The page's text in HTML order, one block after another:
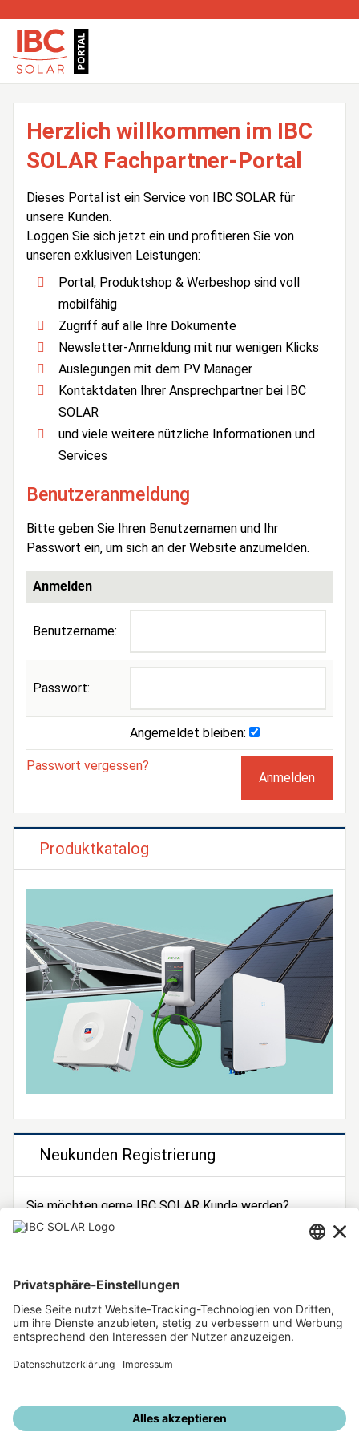
Herzlich willkommen im IBC
SOLAR Fachpartner-Portal
Dieses Portal ist ein Service von IBC SOLAR für
unsere Kunden.
Loggen Sie sich jetzt ein und profitieren Sie von
unseren exklusiven Leistungen:
Portal, Produktshop & Werbeshop sind voll
mobilfähig
Zugriff auf alle Ihre Dokumente
Newsletter-Anmeldung mit nur wenigen Klicks
Auslegungen mit dem PV Manager
Kontaktdaten Ihrer Ansprechpartner bei IBC
SOLAR
und viele weitere nützliche Informationen und
Services
Benutzeranmeldung
Bitte geben Sie Ihren Benutzernamen und Ihr
Passwort ein, um sich an der Website anzumelden.
Anmelden
Benutzername:
Passwort:
Angemeldet bleiben:
Passwort vergessen?
Produktkatalog
Neukunden Registrierung
Sie möchten gerne IBC SOLAR Kunde werden?
Dann registrieren Sie sich jetzt!
Unsere weiteren Angebote
IBC SOLAR Webseite